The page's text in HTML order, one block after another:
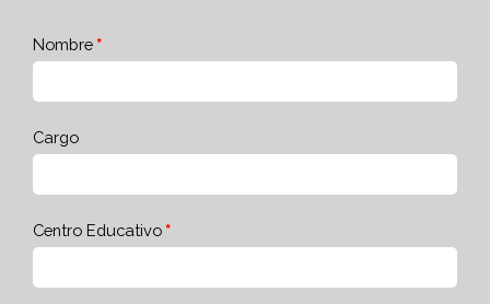
Nombre
Cargo
Centro Educativo